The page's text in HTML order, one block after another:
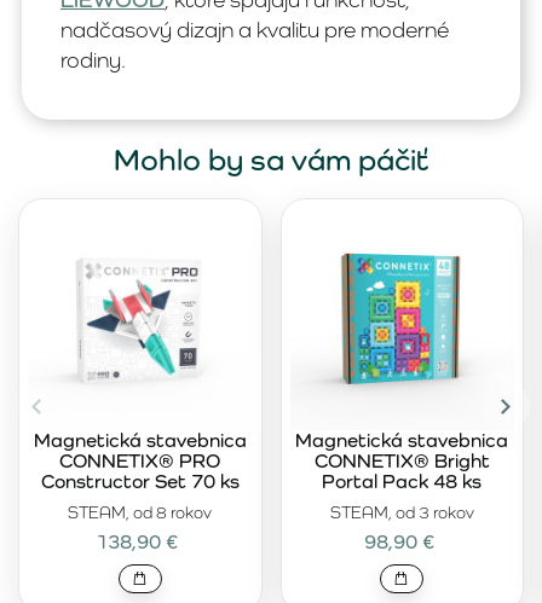
nadčasový dizajn a kvalitu pre moderné
rodiny.
Mohlo by sa vám páčiť
STEAM, od 8 rokov
Magnetická stavebnica
CONNETIX® PRO
Constructor Set 70 ks
138,90 €
STEAM, od 3 rokov
Magnetická stavebnica
CONNETIX® Bright
Portal Pack 48 ks
98,90 €